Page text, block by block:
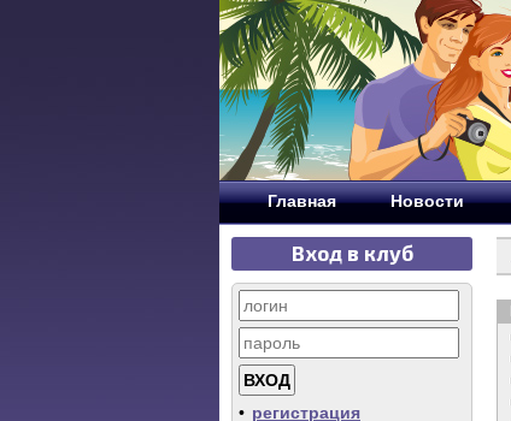
Главная Новости
Вход в клуб
• регистрация